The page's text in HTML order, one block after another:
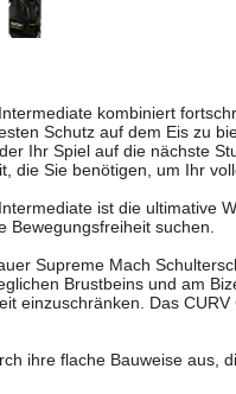
kombiniert
Schutz auf dem Eis zu
Ihr Spiel auf die nächste
die Sie benötigen, um Ihr
ist die ultimative
Bewegungsfreiheit suchen.
Supreme Mach
Brustbeins und am
einzuschränken. Das
ihre flache Bauweise aus,